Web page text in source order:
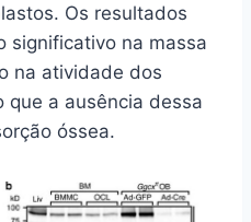
Os resultados
significativo na massa
na atividade dos
que a ausência dessa
óssea.